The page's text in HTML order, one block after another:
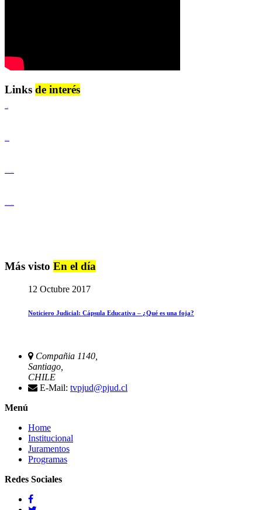
Links de interés
Más visto En el día
12 Octubre 2017
Noticiero Judicial: Cápsula Educativa – ¿Qué es una foja?
Compañia 1140,
Santiago,
CHILE
E-Mail: tvpjud@pjud.cl
Menú
Home
Institucional
Juramentos
Programas
Redes Sociales